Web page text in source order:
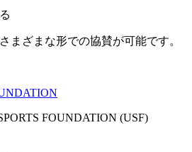
まざまな形での協賛が可能です。
FOUNDATION (USF)